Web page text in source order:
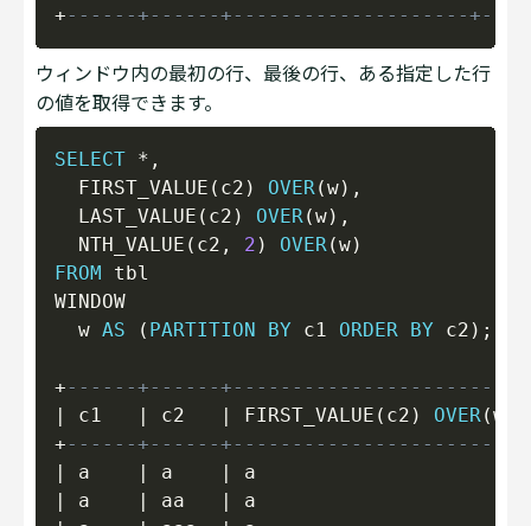
+------+------+--------------------
ウィンドウ内の最初の行、最後の行、ある指定した行
の値を取得できます。
SELECT * ,
  FIRST_VALUE
( c2 ) OVER (w) ,
  LAST_VALUE
( c2 ) OVER (w) ,
  NTH_VALUE
( c2 , 2 ) OVER (w)
FROM tbl
WINDOW
  w
AS ( PARTITION BY c1 ORDER BY c2 ) ;
+------+------
|
c1 | c2 | FIRST_VALUE ( c2 ) OVER (w
+------+------
|
a | a | a
|
a | aa | a